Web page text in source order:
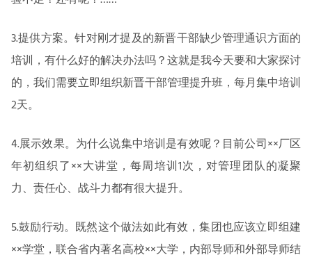
3.提供方案。针对刚才提及的新晋干部缺少管理通识方面的
培训，有什么好的解决办法吗？这就是我今天要和大家探讨
的，我们需要立即组织新晋干部管理提升班，每月集中培训
2天。
4.展示效果。为什么说集中培训是有效呢？目前公司××厂区
年初组织了××大讲堂，每周培训1次，对管理团队的凝聚
力、责任心、战斗力都有很大提升。
5.鼓励行动。既然这个做法如此有效，集团也应该立即组建
××学堂，联合省内著名高校××大学，内部导师和外部导师结